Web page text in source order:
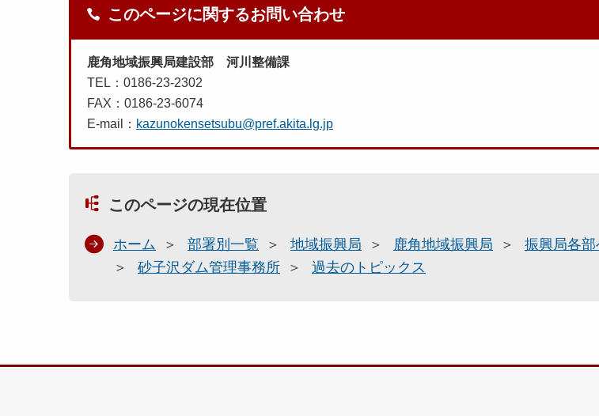
このページに関するお問い合わせ
鹿角地域振興局建設部 河川整備課
TEL：0186-23-2302
FAX：0186-23-6074
E-mail： kazunokensetsubu@pref.akita.lg.jp
このページの現在位置
ホーム 部署別一覧 地域振興局 鹿角地域振興局 振興局各部
砂子沢ダム管理事務所
過去のトピックス